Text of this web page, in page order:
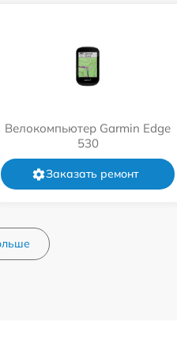
Велокомпьютер Garmin Edge
530
Заказать ремонт